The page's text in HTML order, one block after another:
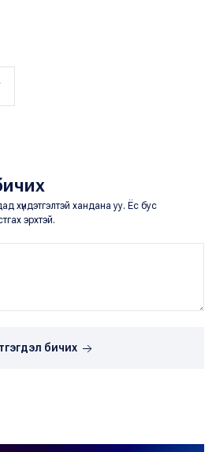
хүндэтгэлтэй хандана уу. Ёс бус
эрхтэй.
бичих